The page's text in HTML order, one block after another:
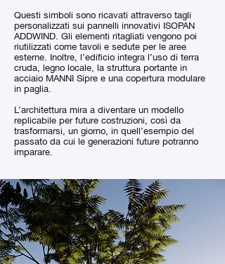
Questi simboli sono ricavati attraverso tagli
personalizzati sui pannelli innovativi ISOPAN
ADDWIND. Gli elementi ritagliati vengono poi
riutilizzati come tavoli e sedute per le aree
esterne. Inoltre, l’edificio integra l’uso di terra
cruda, legno locale, la struttura portante in
acciaio MANNI Sipre e una copertura modulare
in paglia.
L’architettura mira a diventare un modello
replicabile per future costruzioni, così da
trasformarsi, un giorno, in quell’esempio del
passato da cui le generazioni future potranno
imparare.